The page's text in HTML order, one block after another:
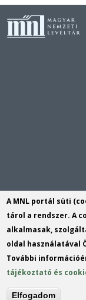
A MNL portál süti
tárol a rendszer. A
alkalmasak,
oldal használatával
További
tájékoztató és
Elfogadom